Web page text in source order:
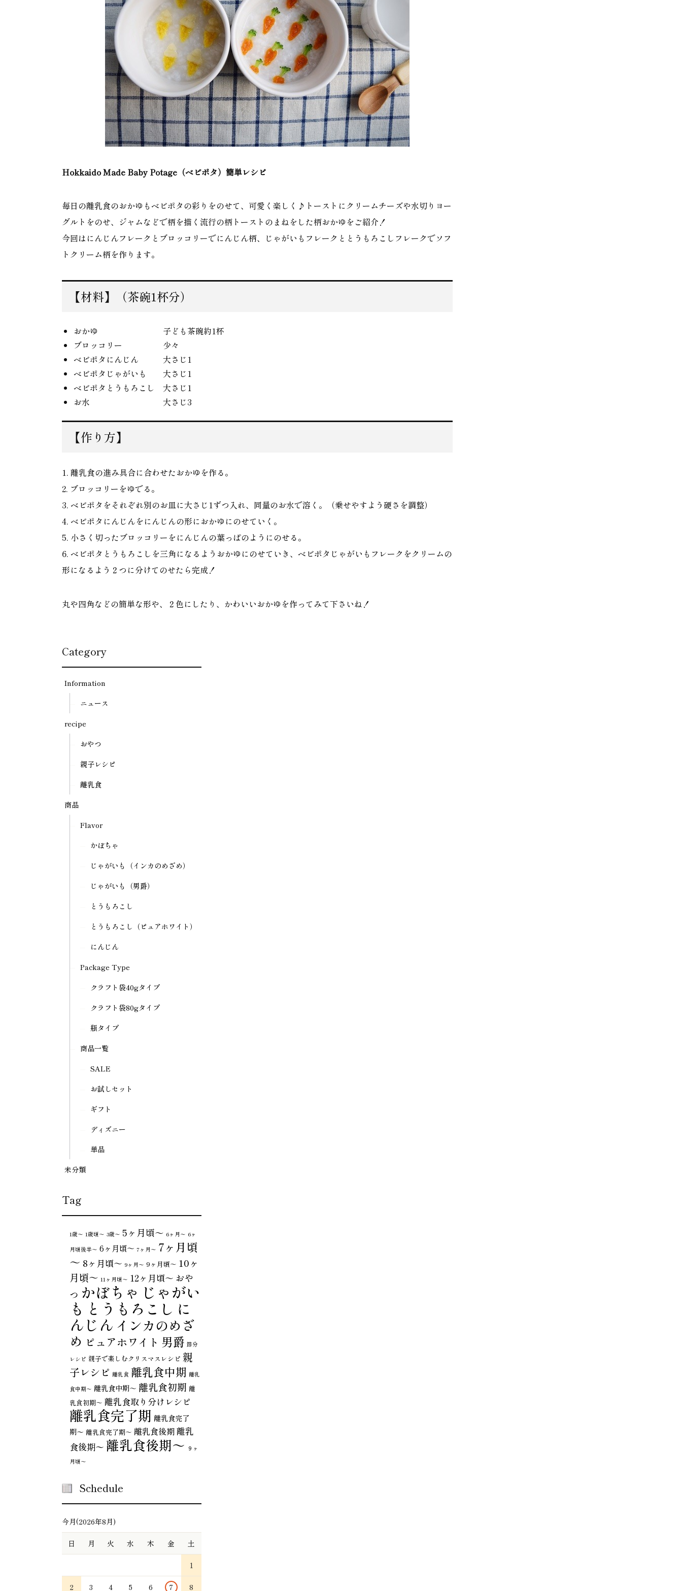
Hokkaido Made Baby Potage（ベビポタ）簡単レシピ
毎日の離乳食のおかゆもベビポタの彩りをのせて、可愛く楽しく♪トーストにクリームチーズや水切りヨー
グルトをのせ、ジャムなどで柄を描く流行の柄トーストのまねをした柄おかゆをご紹介！
今回はにんじんフレークとブロッコリーでにんじん柄、じゃがいもフレークととうもろこしフレークでソフ
トクリーム柄を作ります。
【材料】（茶碗1杯分）
おかゆ 子ども茶碗約1杯
ブロッコリー 少々
ベビポタにんじん 大さじ1
ベビポタじゃがいも 大さじ1
ベビポタとうもろこし 大さじ1
お水 大さじ3
【作り方】
1. 離乳食の進み具合に合わせたおかゆを作る。
2. ブロッコリーをゆでる。
3. ベビポタをそれぞれ別のお皿に大さじ1ずつ入れ、同量のお水で溶く。（乗せやすよう硬さを調整）
4. ベビポタにんじんをにんじんの形におかゆにのせていく。
5. 小さく切ったブロッコリーをにんじんの葉っぱのようにのせる。
6. ベビポタとうもろこしを三角になるようおかゆにのせていき、ベビポタじゃがいもフレークをクリームの
形になるよう２つに分けてのせたら完成！
丸や四角などの簡単な形や、２色にしたり、かわいいおかゆを作ってみて下さいね！
Category
Information
ニュース
recipe
おやつ
親子レシピ
離乳食
商品
Flavor
かぼちゃ
じゃがいも（インカのめざめ）
じゃがいも（男爵）
とうもろこし
とうもろこし（ピュアホワイト）
にんじん
Package Type
クラフト袋40gタイプ
クラフト袋80gタイプ
瓶タイプ
商品一覧
SALE
お試しセット
ギフト
ディズニー
単品
未分類
Tag
1歳〜 1歳頃～ 3歳〜 5ヶ月頃～ 6ヶ月〜 6ヶ
月頃後半～ 6ヶ月頃～ 7ヶ月〜 7ヶ月頃
～ 8ヶ月頃～ 9ヶ月〜 9ヶ月頃～ 10ヶ
月頃～ 11ヶ月頃～ 12ヶ月頃～ おや
つ かぼちゃ じゃがい
も とうもろこし に
んじん インカのめざ
め ピュアホワイト 男爵 節分
レシピ 親子で楽しむクリスマスレシピ 親
子レシピ 離乳食 離乳食中期 離乳
食中期〜 離乳食中期～ 離乳食初期 離
乳食初期～ 離乳食取り分けレシピ
離乳食完了期 離乳食完了
期〜 離乳食完了期～ 離乳食後期離乳
食後期〜 離乳食後期～ ９ヶ
月頃～
Schedule
今月(2026年8月)
日 月 火 水 木 金 土
1
2 3 4 5 6 7 8